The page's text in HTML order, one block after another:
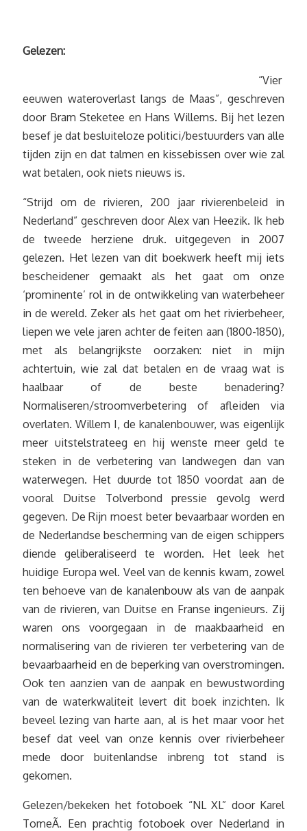
Gelezen:
“Vier
eeuwen wateroverlast langs de Maas”, geschreven
door Bram Steketee en Hans Willems. Bij het lezen
besef je dat besluiteloze politici/bestuurders van alle
tijden zijn en dat talmen en kissebissen over wie zal
wat betalen, ook niets nieuws is.
“Strijd om de rivieren, 200 jaar rivierenbeleid in
Nederland” geschreven door Alex van Heezik. Ik heb
de tweede herziene druk. uitgegeven in 2007
gelezen. Het lezen van dit boekwerk heeft mij iets
bescheidener gemaakt als het gaat om onze
‘prominente’ rol in de ontwikkeling van waterbeheer
in de wereld. Zeker als het gaat om het rivierbeheer,
liepen we vele jaren achter de feiten aan (1800-1850),
met als belangrijkste oorzaken: niet in mijn
achtertuin, wie zal dat betalen en de vraag wat is
haalbaar of de beste benadering?
Normaliseren/stroomverbetering of afleiden via
overlaten. Willem I, de kanalenbouwer, was eigenlijk
meer uitstelstrateeg en hij wenste meer geld te
steken in de verbetering van landwegen dan van
waterwegen. Het duurde tot 1850 voordat aan de
vooral Duitse Tolverbond pressie gevolg werd
gegeven. De Rijn moest beter bevaarbaar worden en
de Nederlandse bescherming van de eigen schippers
diende geliberaliseerd te worden. Het leek het
huidige Europa wel. Veel van de kennis kwam, zowel
ten behoeve van de kanalenbouw als van de aanpak
van de rivieren, van Duitse en Franse ingenieurs. Zij
waren ons voorgegaan in de maakbaarheid en
normalisering van de rivieren ter verbetering van de
bevaarbaarheid en de beperking van overstromingen.
Ook ten aanzien van de aanpak en bewustwording
van de waterkwaliteit levert dit boek inzichten. Ik
beveel lezing van harte aan, al is het maar voor het
besef dat veel van onze kennis over rivierbeheer
mede door buitenlandse inbreng tot stand is
gekomen.
Gelezen/bekeken het fotoboek “NL XL” door Karel
TomeÃ. Een prachtig fotoboek over Nederland in